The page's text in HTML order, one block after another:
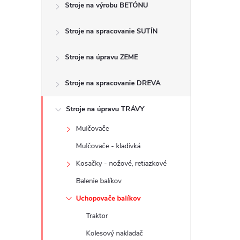
n
Stroje na výrobu BETÓNU
Stroje na spracovanie SUTÍN
Stroje na úpravu ZEME
Stroje na spracovanie DREVA
Stroje na úpravu TRÁVY
Mulčovače
Mulčovače - kladivká
Kosačky - nožové, retiazkové
Balenie balíkov
Uchopovače balíkov
Traktor
Kolesový nakladač